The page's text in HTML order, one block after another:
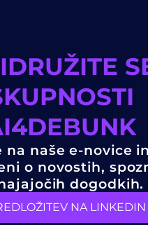
na naše e-novice
o novostih,
dogodkih.
NA LINKEDIN